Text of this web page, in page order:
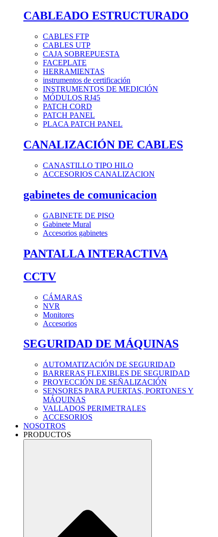
CABLEADO ESTRUCTURADO
CABLES FTP
CABLES UTP
CAJA SOBREPUESTA
FACEPLATE
HERRAMIENTAS
instrumentos de certificación
INSTRUMENTOS DE MEDICIÓN
MÓDULOS RJ45
PATCH CORD
PATCH PANEL
PLACA PATCH PANEL
CANALIZACIÓN DE CABLES
CANASTILLO TIPO HILO
ACCESORIOS CANALIZACION
gabinetes de comunicacion
GABINETE DE PISO
Gabinete Mural
Accesorios gabinetes
PANTALLA INTERACTIVA
CCTV
CÁMARAS
NVR
Monitores
Accesorios
SEGURIDAD DE MÁQUINAS
AUTOMATIZACIÓN DE SEGURIDAD
BARRERAS FLEXIBLES DE SEGURIDAD
PROYECCIÓN DE SEÑALIZACIÓN
SENSORES PARA PUERTAS, PORTONES Y
MÁQUINAS
VALLADOS PERIMETRALES
ACCESORIOS
NOSOTROS
PRODUCTOS